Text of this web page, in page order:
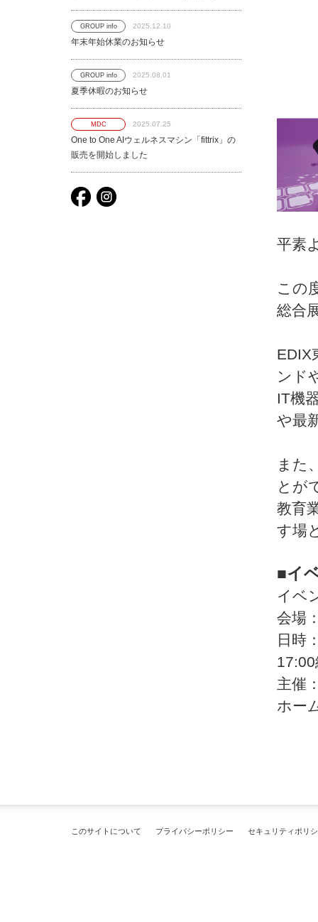
GROUP info 2025.12.10
年末年始休業のお知らせ
GROUP info 2025.08.01
夏季休暇のお知らせ
MDC 2025.07.25
One to One AIウェルネスマシン「fittrix」の
販売を開始しました
平素
この
総合
EDIX
ンド
IT機
や最
また
とが
教育
す場
■イ
イベ
会場
日時
主催
ホー
このサイトについて プライバシーポリシー セキュリティポリ